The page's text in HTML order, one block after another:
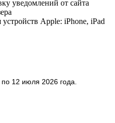
уведомлений от сайта
Apple: iPhone, iPad
12 июля 2026 года.